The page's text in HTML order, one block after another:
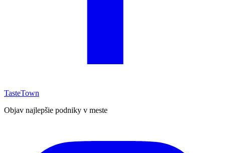
TasteTown
Objav najlepšie podniky v meste